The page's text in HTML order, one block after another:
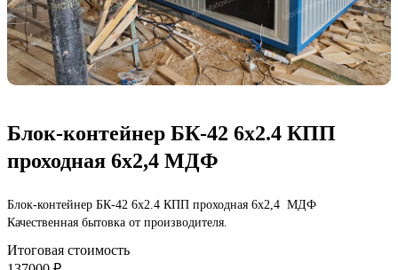
Блок-контейнер БК-42 6х2.4 КПП
проходная 6х2,4 МДФ
Блок-контейнер БК-42 6х2.4 КПП проходная 6х2,4 МДФ
Качественная бытовка от производителя.
Итоговая стоимость